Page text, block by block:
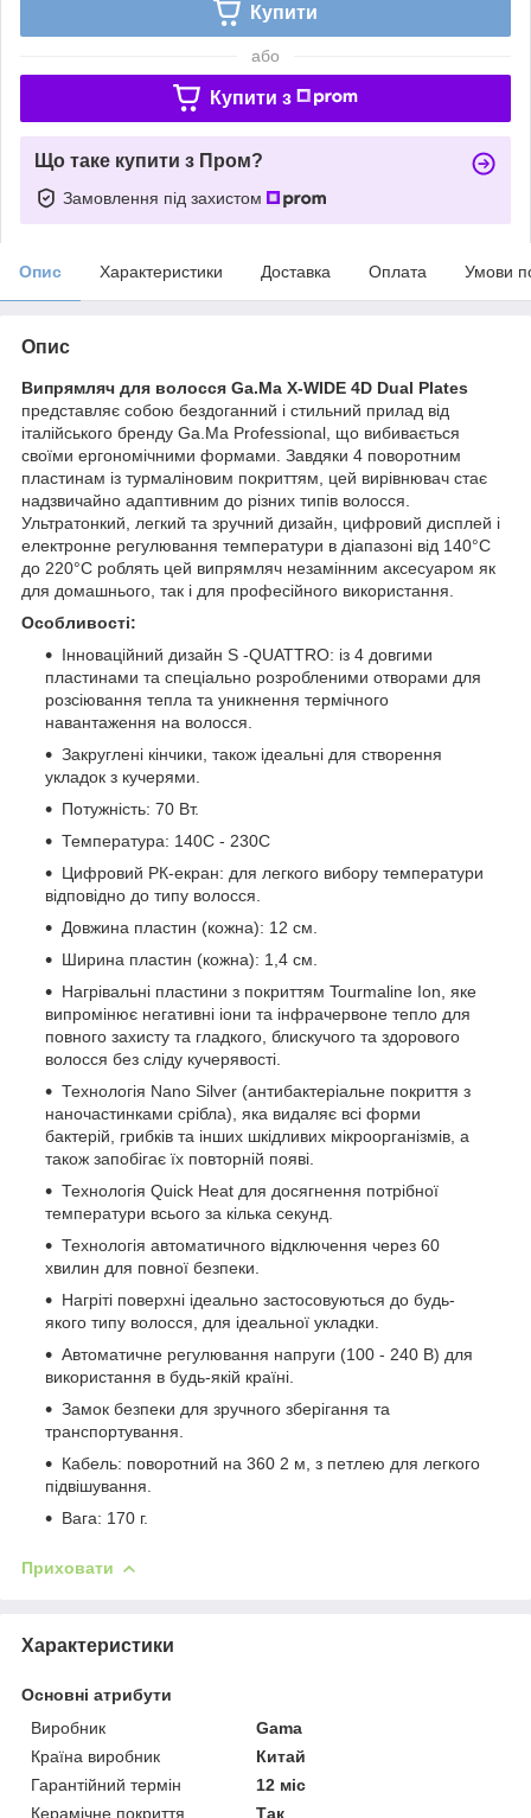
Купити
або
Купити з
Що таке купити з Пром?
Замовлення під захистом
Опис Характеристики Доставка Оплата Умови
Опис
Випрямляч для волосся Ga.Ma X-WIDE 4D Dual Plates
представляє собою бездоганний і стильний прилад від
італійського бренду Ga.Ma Professional, що вибивається
своїми ергономічними формами. Завдяки 4 поворотним
пластинам із турмаліновим покриттям, цей вирівнювач стає
надзвичайно адаптивним до різних типів волосся.
Ультратонкий, легкий та зручний дизайн, цифровий дисплей і
електронне регулювання температури в діапазоні від 140°С
до 220°С роблять цей випрямляч незамінним аксесуаром як
для домашнього, так і для професійного використання.
Особливості:
Інноваційний дизайн S -QUATTRO: із 4 довгими
пластинами та спеціально розробленими отворами для
розсіювання тепла та уникнення термічного
навантаження на волосся.
Закруглені кінчики, також ідеальні для створення
укладок з кучерями.
Потужність: 70 Вт.
Температура: 140C - 230C
Цифровий РК-екран: для легкого вибору температури
відповідно до типу волосся.
Довжина пластин (кожна): 12 см.
Ширина пластин (кожна): 1,4 см.
Нагрівальні пластини з покриттям Tourmaline Ion, яке
випромінює негативні іони та інфрачервоне тепло для
повного захисту та гладкого, блискучого та здорового
волосся без сліду кучерявості.
Технологія Nano Silver (антибактеріальне покриття з
наночастинками срібла), яка видаляє всі форми
бактерій, грибків та інших шкідливих мікроорганізмів, а
також запобігає їх повторній появі.
Технологія Quick Heat для досягнення потрібної
температури всього за кілька секунд.
Технологія автоматичного відключення через 60
хвилин для повної безпеки.
Нагріті поверхні ідеально застосовуються до будь-
якого типу волосся, для ідеальної укладки.
Автоматичне регулювання напруги (100 - 240 В) для
використання в будь-якій країні.
Замок безпеки для зручного зберігання та
транспортування.
Кабель: поворотний на 360 2 м, з петлею для легкого
підвішування.
Вага: 170 г.
Приховати
Характеристики
Основні атрибути
Виробник
Gama
Країна виробник
Китай
Гарантійний термін
12 міс
Керамічне покриття
Так